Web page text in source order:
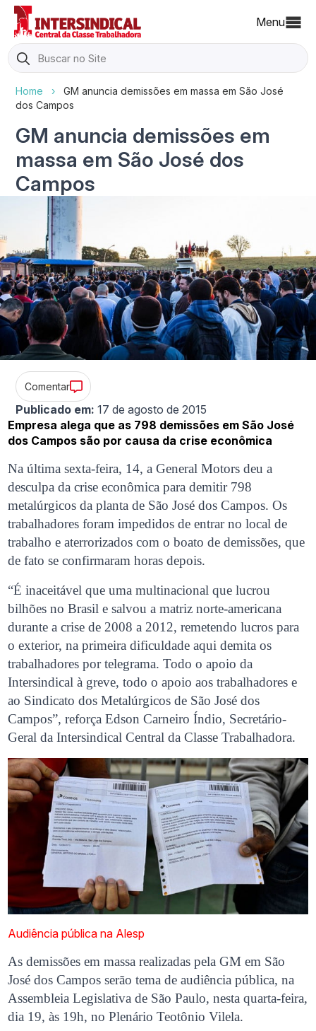
Menu
Search
for:
Home ›
GM anuncia demissões em massa em São José
dos Campos
GM anuncia demissões em
massa em São José dos
Campos
Comentar
Publicado em: 17 de agosto de 2015
Empresa alega que as 798 demissões em São José
dos Campos são por causa da crise econômica
Na última sexta-feira, 14, a General Motors deu a
desculpa da crise econômica para demitir 798
metalúrgicos da planta de São José dos Campos. Os
trabalhadores foram impedidos de entrar no local de
trabalho e aterrorizados com o boato de demissões, que
de fato se confirmaram horas depois.
“É inaceitável que uma multinacional que lucrou
bilhões no Brasil e salvou a matriz norte-americana
durante a crise de 2008 a 2012, remetendo lucros para
o exterior, na primeira dificuldade aqui demita os
trabalhadores por telegrama. Todo o apoio da
Intersindical à greve, todo o apoio aos trabalhadores e
ao Sindicato dos Metalúrgicos de São José dos
Campos”, reforça Edson Carneiro Índio, Secretário-
Geral da Intersindical Central da Classe Trabalhadora.
Audiência pública na Alesp
As demissões em massa realizadas pela GM em São
José dos Campos serão tema de audiência pública, na
Assembleia Legislativa de São Paulo, nesta quarta-feira,
dia 19, às 19h, no Plenário Teotônio Vilela.